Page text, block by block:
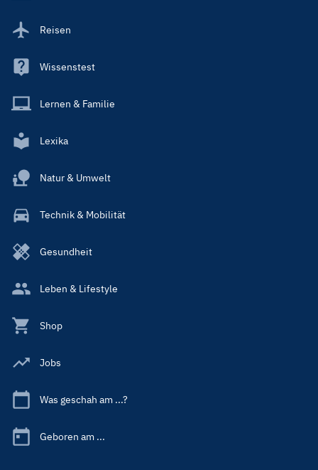
Reisen
Wissenstest
Lernen & Familie
Lexika
Natur & Umwelt
Technik & Mobilität
Gesundheit
Leben & Lifestyle
Shop
Jobs
Was geschah am ...?
Geboren am ...